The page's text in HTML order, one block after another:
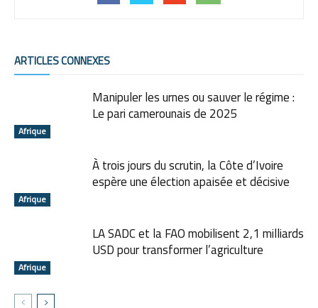
ARTICLES CONNEXES
Afrique
Manipuler les urnes ou sauver le régime :
Le pari camerounais de 2025
Afrique
À trois jours du scrutin, la Côte d’Ivoire
espère une élection apaisée et décisive
Afrique
LA SADC et la FAO mobilisent 2,1 milliards
USD pour transformer l’agriculture